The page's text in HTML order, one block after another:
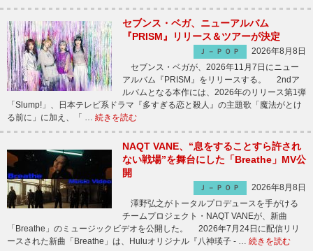
セブンス・ベガ、ニューアルバム
『PRISM』リリース＆ツアーが決定
Ｊ－ＰＯＰ
2026年8月8日
セブンス・ベガが、2026年11月7日にニュー
アルバム『PRISM』をリリースする。 2ndア
ルバムとなる本作には、2026年のリリース第1弾
「Slump!」、日本テレビ系ドラマ『多すぎる恋と殺人』の主題歌「魔法がとけ
る前に」に加え、「 … 続きを読む
NAQT VANE、“息をすることすら許され
ない戦場”を舞台にした「Breathe」MV公
開
Ｊ－ＰＯＰ
2026年8月8日
澤野弘之がトータルプロデュースを手がける
チームプロジェクト・NAQT VANEが、新曲
「Breathe」のミュージックビデオを公開した。 2026年7月24日に配信リリ
ースされた新曲「Breathe」は、Huluオリジナル『八神瑛子 - … 続きを読む